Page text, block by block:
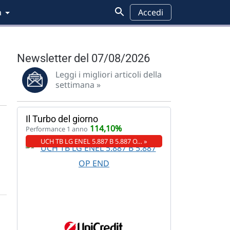
Accedi
Newsletter del 07/08/2026
Leggi i migliori articoli della
settimana »
Il Turbo del giorno
Performance 1 anno 114,10%
UCH TB LG ENEL 5.887 B 5.887 O… »